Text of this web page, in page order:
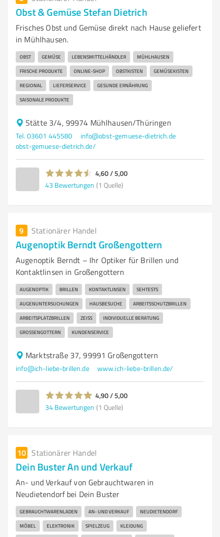
Obst & Gemüse Stefan Dietrich
Frisches Obst und Gemüse direkt nach Hause geliefert
in Mühlhausen.
OBST GEMÜSE LEBENSMITTELHÄNDLER MÜHLHAUSEN
FRISCHE PRODUKTE ONLINE-SHOP OBSTKISTEN GEMÜSEKISTEN
REGIONAL LIEFERSERVICE GESUNDE ERNÄHRUNG
SAISONALE PRODUKTE
Stätte 3/4, 99974 Mühlhausen/Thüringen
Tel. 03601 445580
info@obst-gemuese-dietrich.de
obst-gemuese-dietrich.de/
4,60 / 5,00
43 Bewertungen (1 Quelle)
9 Stationärer Handel
Augenoptik Berndt Großengottern
Augenoptik Berndt – Ihr Optiker für Brillen und
Kontaktlinsen in Großengottern
AUGENOPTIK BRILLEN KONTAKTLINSEN SEHTESTS
AUGENUNTERSUCHUNGEN HAUSBESUCHE ARBEITSSCHUTZBRILLEN
ARBEITSPLATZBRILLEN ZEISS INDIVIDUELLE BERATUNG
GROSSENGOTTERN KUNDENSERVICE
Marktstraße 37, 99991 Großengottern
info@ich-liebe-brillen.de www.ich-liebe-brillen.de/
4,90 / 5,00
34 Bewertungen (1 Quelle)
10 Stationärer Handel
Dein Buster An und Verkauf
An- und Verkauf von Gebrauchtwaren in
Neudietendorf bei Dein Buster
GEBRAUCHTWARENLADEN AN- UND VERKAUF NEUDIETENDORF
MÖBEL ELEKTRONIK SPIELZEUG KLEIDUNG